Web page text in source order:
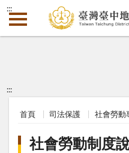
:::
:::
首頁 司法保護 社會勞動
社會勞動制度